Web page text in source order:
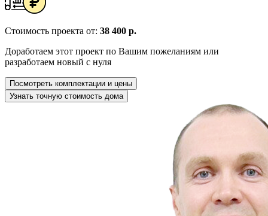
Стоимость проекта от: 38 400 р.
Доработаем этот проект по Вашим пожеланиям или
разработаем новый с нуля
Посмотреть комплектации и цены
Узнать точную стоимость дома